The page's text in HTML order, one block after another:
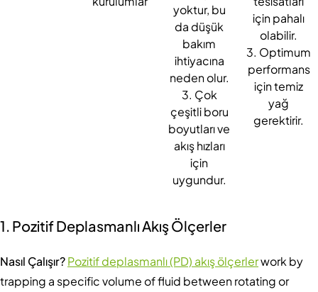
yoktur, bu
da düşük
bakım
ihtiyacına
neden olur.
3. Çok
çeşitli boru
boyutları ve
akış hızları
için
uygundur.
için pahalı
olabilir.
3. Optimum
performans
için temiz
yağ
gerektirir.
1. Pozitif Deplasmanlı Akış Ölçerler
Nasıl Çalışır?Pozitif deplasmanlı (PD) akış ölçerlerwork by
trapping a specific volume of fluid between rotating or